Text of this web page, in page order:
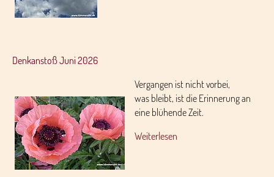
Denkanstoß Juni 2026
Vergangen ist nicht vorbei,
was bleibt, ist die Erinnerung an
eine blühende Zeit.
Weiterlesen